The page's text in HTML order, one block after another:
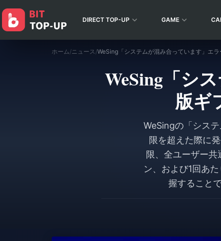
DIRECT TOP-UP GAME
ホーム/ニュース /
WeSing「シ
版ギ
WeSingの「シス
限を超えた際に
限、全ユーザー
ン、および1回あ
握すること